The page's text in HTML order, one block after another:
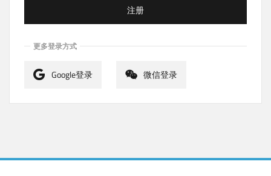
注册
更多登录方式
Google登录 微信登录